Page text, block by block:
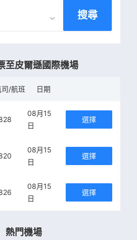
搜尋
至皮爾遜國際機場
司/航班 日期
08月15
日
選擇
08月15
日
選擇
08月15
日
選擇
熱門機場